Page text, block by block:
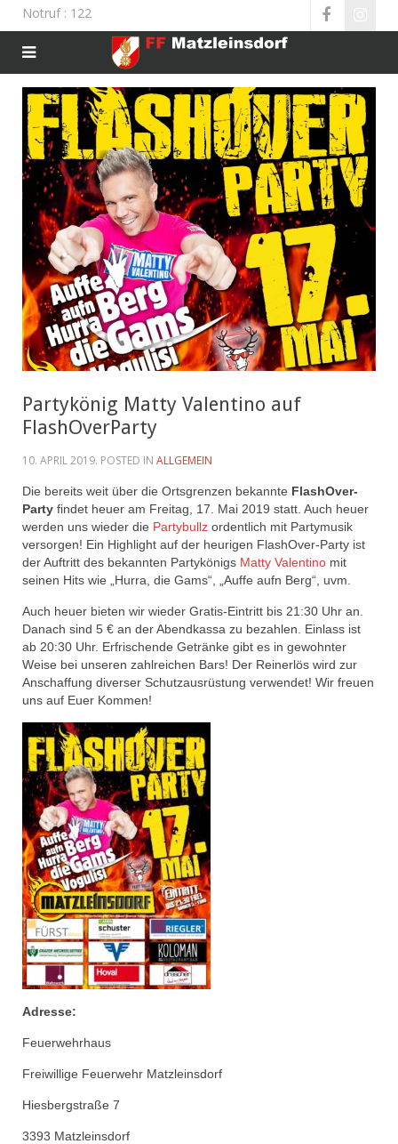
Notruf: 122
Partykönig Matty Valentino auf
FlashOverParty
10. APRIL 2019. POSTED IN ALLGEMEIN
Die bereits weit über die Ortsgrenzen bekannte FlashOver-
Party findet heuer am Freitag, 17. Mai 2019 statt. Auch heuer
werden uns wieder die Partybullz ordentlich mit Partymusik
versorgen! Ein Highlight auf der heurigen FlashOver-Party ist
der Auftritt des bekannten Partykönigs Matty Valentino mit
seinen Hits wie „Hurra, die Gams“, „Auffe aufn Berg“, uvm.
Auch heuer bieten wir wieder Gratis-Eintritt bis 21:30 Uhr an.
Danach sind 5 € an der Abendkassa zu bezahlen. Einlass ist
ab 20:30 Uhr. Erfrischende Getränke gibt es in gewohnter
Weise bei unseren zahlreichen Bars! Der Reinerlös wird zur
Anschaffung diverser Schutzausrüstung verwendet! Wir freuen
uns auf Euer Kommen!
Adresse:
Feuerwehrhaus
Freiwillige Feuerwehr Matzleinsdorf
Hiesbergstraße 7
3393 Matzleinsdorf